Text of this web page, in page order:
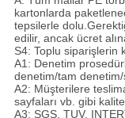
kartonlarda
tepsilerle
edilir, ancak ücret
S4: Toplu siparişlerin
A1: Denetim
denetim/tam
A2: Müşterilere
sayfaları vb. gibi
A3: SGS, TUV,